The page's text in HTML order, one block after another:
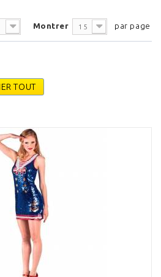
Montrer 15 par page
TOUT